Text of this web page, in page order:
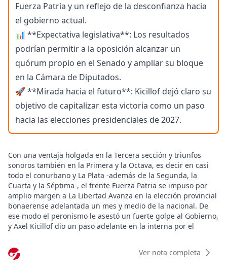
Fuerza Patria y un reflejo de la desconfianza hacia
el gobierno actual.
📊 **Expectativa legislativa**: Los resultados
podrían permitir a la oposición alcanzar un
quórum propio en el Senado y ampliar su bloque
en la Cámara de Diputados.
🚀 **Mirada hacia el futuro**: Kicillof dejó claro su
objetivo de capitalizar esta victoria como un paso
hacia las elecciones presidenciales de 2027.
Con una ventaja holgada en la Tercera sección y triunfos
sonoros también en la Primera y la Octava, es decir en casi
todo el conurbano y La Plata -además de la Segunda, la
Cuarta y la Séptima-, el frente Fuerza Patria se impuso por
amplio margen a La Libertad Avanza en la elección provincial
bonaerense adelantada un mes y medio de la nacional. De
ese modo el peronismo le asestó un fuerte golpe al Gobierno,
y Axel Kicillof dio un paso adelante en la interna por el
resistido por Cristina Kirchner.
Entrada la noche, luego de que hablara Javier Milei, Kicillof
Ver nota completa